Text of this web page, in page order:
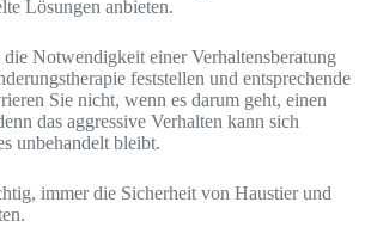
Lösungen anbieten.
Notwendigkeit einer Verhaltensberatung
feststellen und entsprechende
Sie nicht, wenn es darum geht, einen
das aggressive Verhalten kann sich
unbehandelt bleibt.
immer die Sicherheit von Haustier und